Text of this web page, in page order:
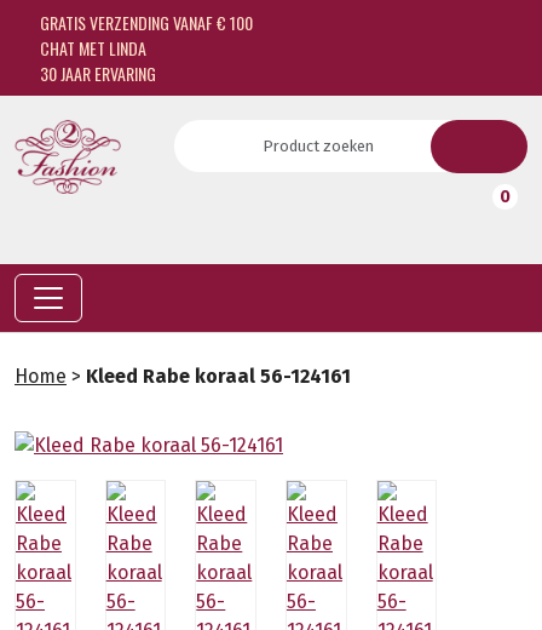
GRATIS VERZENDING VANAF € 100
CHAT MET LINDA
30 JAAR ERVARING
0
Home > Kleed Rabe koraal 56-124161